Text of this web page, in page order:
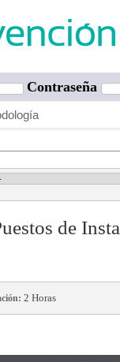
Contraseña
de
2 Horas